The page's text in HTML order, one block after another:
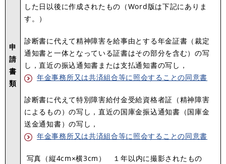
申
請
書
類
した日以後に作成されたもの（Word版は下記にありま
す。）
診断書に代えて精神障害を給事由とする年金証書（裁定
通知書と一体となっている証書はその部分を含む）の写
し，直近の振込通知書または支払通知書の写し，
年金事務所又は共済組合等に照会することの同意書
診断書に代えて特別障害給付金受給資格者証（精神障害
によるもの）の写し，直近の国庫金振込通知書（国庫金
送金通知書）の写し，
年金事務所又は共済組合等に照会することの同意書
写真（縦4cm×横3cm） １年以内に撮影されたもの